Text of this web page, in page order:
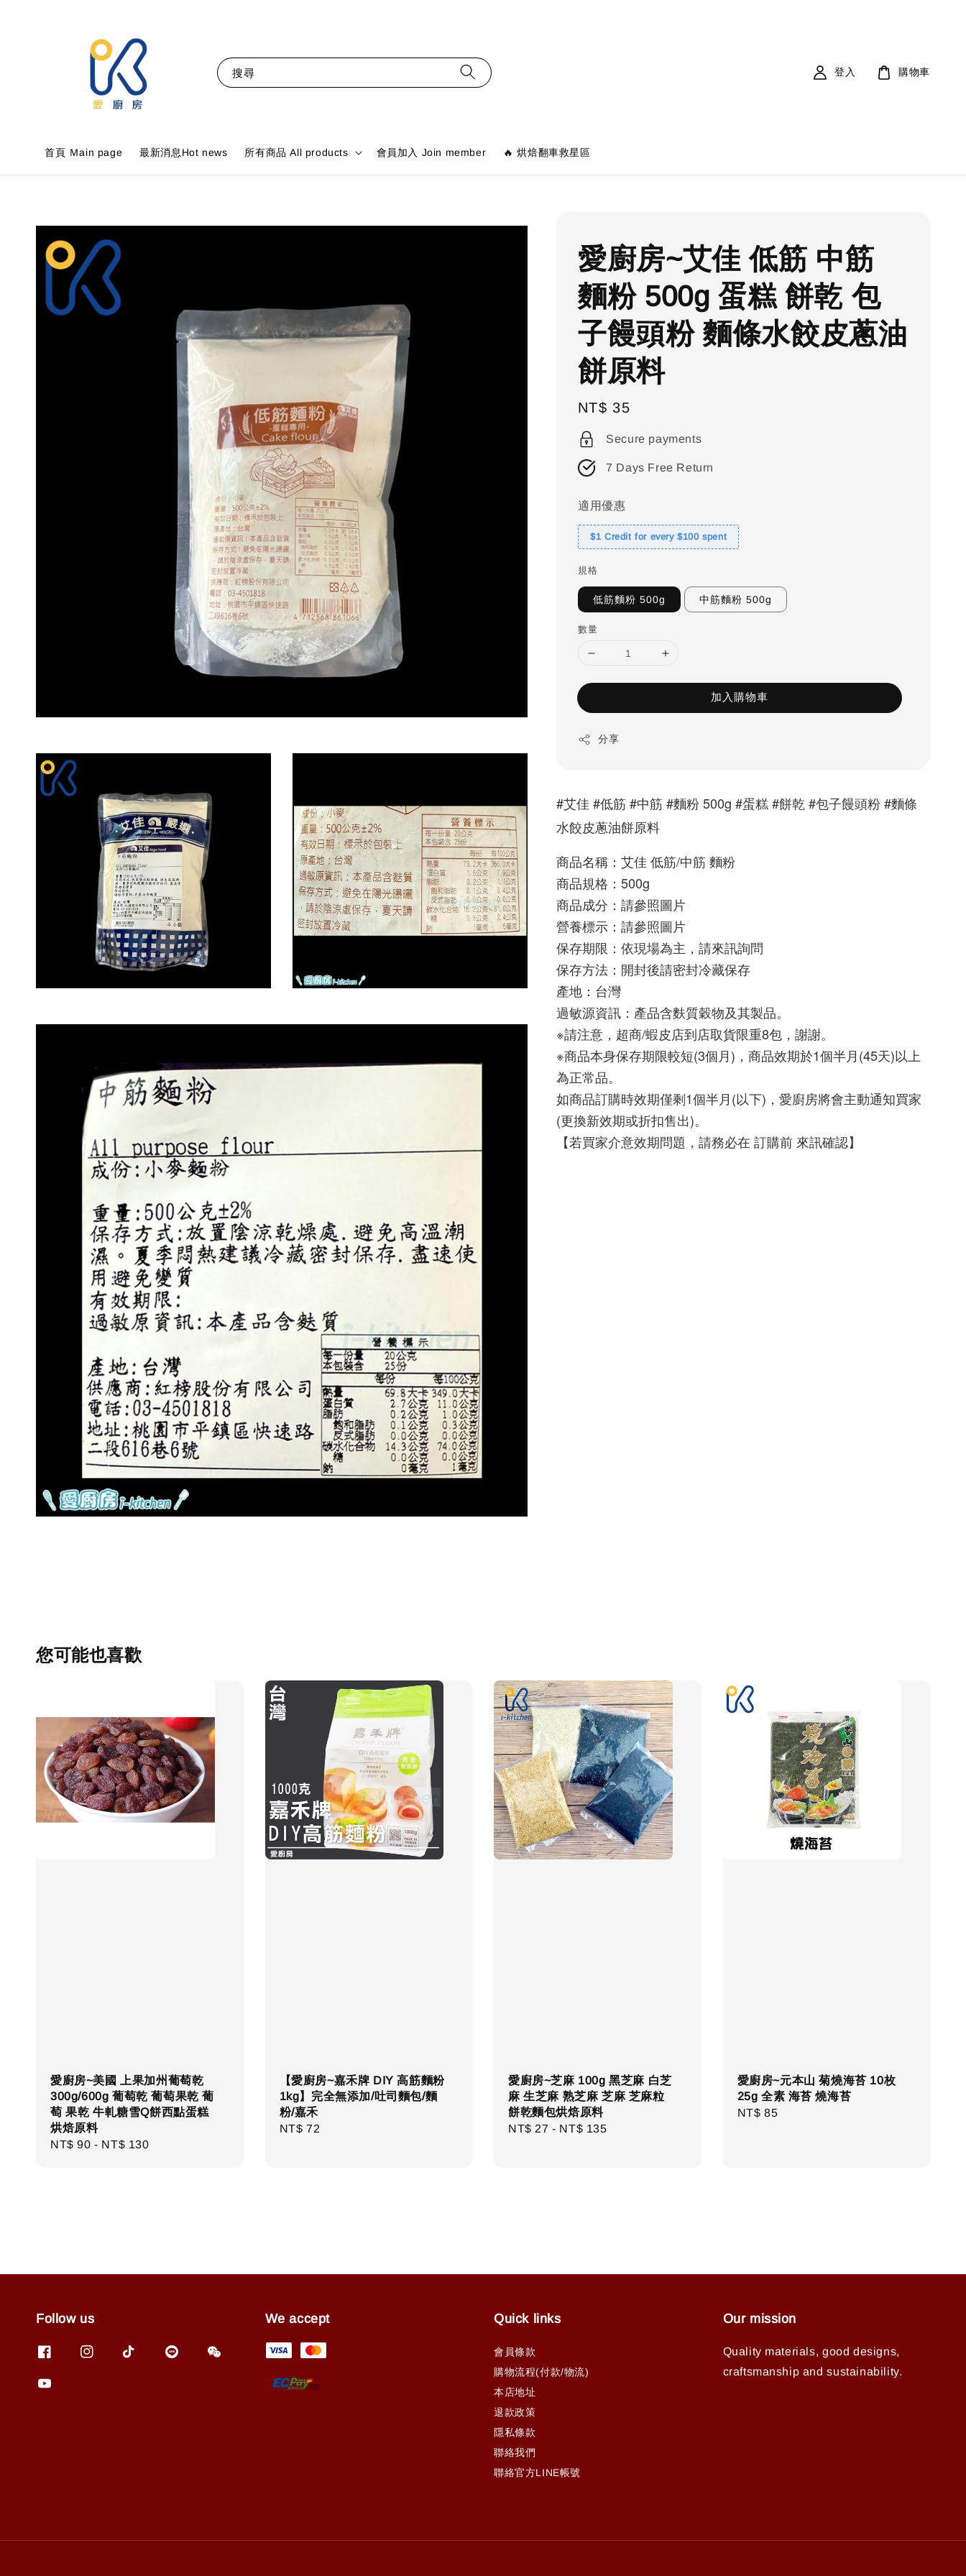
搜尋
首頁 Ｍain page 最新消息Hot news 所有商品 All products 會員加入 Join member 🔥 烘焙翻車救星區
登入 購物車
愛廚房~艾佳 低筋 中筋
麵粉 500g 蛋糕 餅乾 包
子饅頭粉 麵條水餃皮蔥油
餅原料
Regular
price
NT$ 35
Secure payments
7 Days Free Return
適用優惠
$1 Credit for every $100 spent
規格
低筋麵粉 500g 中筋麵粉 500g
數量
加入購物車
分享
#艾佳 #低筋 #中筋 #麵粉 500g #蛋糕 #餅乾 #包子饅頭粉 #麵條
水餃皮蔥油餅原料
商品名稱：艾佳 低筋/中筋 麵粉
商品規格：500g
商品成分：請參照圖片
營養標示：請參照圖片
保存期限：依現場為主，請來訊詢問
保存方法：開封後請密封冷藏保存
產地：台灣
過敏源資訊：產品含麩質穀物及其製品。
※請注意，超商/蝦皮店到店取貨限重8包，謝謝。
※商品本身保存期限較短(3個月)，商品效期於1個半月(45天)以上
為正常品。
如商品訂購時效期僅剩1個半月(以下)，愛廚房將會主動通知買家
(更換新效期或折扣售出)。
【若買家介意效期問題，請務必在 訂購前 來訊確認】
您可能也喜歡
愛廚房~美國 上果加州葡萄乾
300g/600g 葡萄乾 葡萄果乾 葡
萄 果乾 牛軋糖雪Q餅西點蛋糕
烘焙原料
Regular
NT$ 90 - NT$ 130
【愛廚房~嘉禾牌 DIY 高筋麵粉
1kg】完全無添加/吐司麵包/麵
粉/嘉禾
Regular
NT$ 72
愛廚房~芝麻 100g 黑芝麻 白芝
麻 生芝麻 熟芝麻 芝麻 芝麻粒
餅乾麵包烘焙原料
Regular
NT$ 27 - NT$ 135
愛廚房~元本山 菊燒海苔 10枚
25g 全素 海苔 燒海苔
Regular
NT$ 85
Follow us We accept Quick links
會員條款
購物流程(付款/物流)
本店地址
退款政策
隱私條款
聯絡我們
聯絡官方LINE帳號
Our mission
Quality materials, good designs,
craftsmanship and sustainability.